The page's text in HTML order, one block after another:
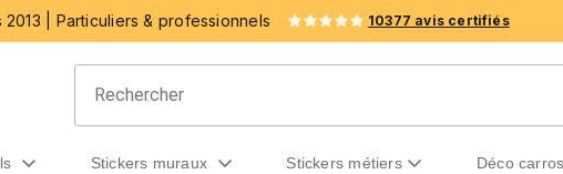
| Particuliers & professionnels 10377 avis certifiés
stickers muraux stickers métiers déco